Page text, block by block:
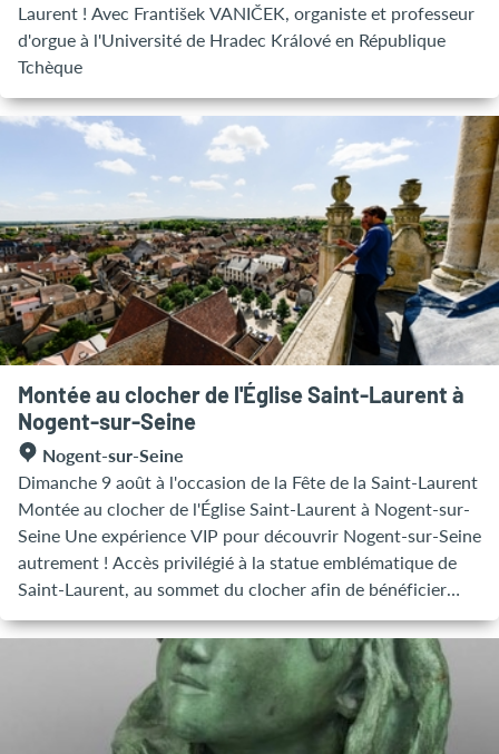
Laurent ! Avec František VANIČEK, organiste et professeur
d'orgue à l'Université de Hradec Králové en République
Tchèque
Montée au clocher de l'Église Saint-Laurent à
Nogent-sur-Seine
Nogent-sur-Seine
Dimanche 9 août à l'occasion de la Fête de la Saint-Laurent
Montée au clocher de l'Église Saint-Laurent à Nogent-sur-
Seine Une expérience VIP pour découvrir Nogent-sur-Seine
autrement ! Accès privilégié à la statue emblématique de
Saint-Laurent, au sommet du clocher afin de bénéficier
saisissante de Nogent-sur-Seine. Horaires : De 14h à 16h30
- Toutes les 30 minutes Rendez-vous directement dans
l'église, sous l'orgue !